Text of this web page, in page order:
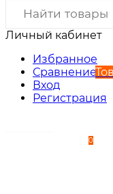
Личный кабинет
Избранное
Сравнение
Вход
Регистрация
0